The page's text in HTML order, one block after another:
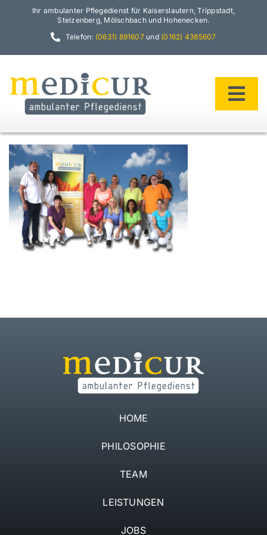
Ihr ambulanter Pflegedienst für Kaiserslautern, Trippstadt,
Stelzenberg, Mölschbach und Hohenecken.
Telefon: (0631) 891607und (0162) 4385607
Home
Philosophie
Team
HOME
PHILOSOPHIE
TEAM
LEISTUNGEN
JOBS